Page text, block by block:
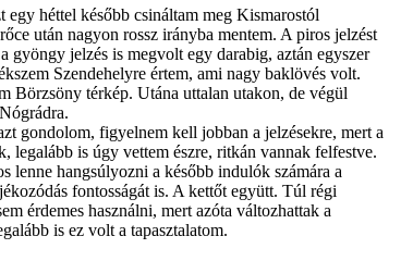
egy héttel később csináltam meg Kismarostól
után nagyon rossz irányba mentem. A piros jelzést
gyöngy jelzés is megvolt egy darabig, aztán egyszer
Szendehelyre értem, ami nagy baklövés volt.
Börzsöny térkép. Utána uttalan utakon, de végül
gondolom, figyelnem kell jobban a jelzésekre, mert a
legalább is úgy vettem észre, ritkán vannak felfestve.
lenne hangsúlyozni a később indulók számára a
fontosságát is. A kettőt együtt. Túl régi
érdemes használni, mert azóta változhattak a
is ez volt a tapasztalatom.